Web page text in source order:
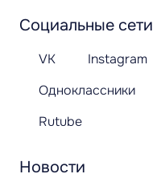
Новости
Социальные сети
VK Instagram
Одноклассники
Rutube